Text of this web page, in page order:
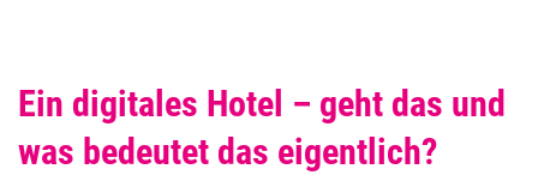
Ein digitales Hotel – geht das und
was bedeutet das eigentlich?